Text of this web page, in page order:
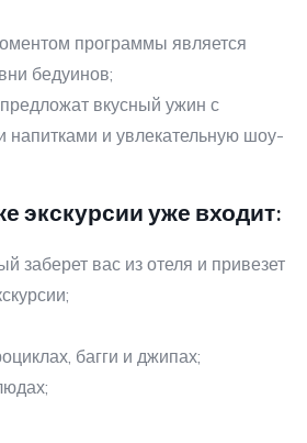
программы является
бедуинов;
вкусный ужин с
напитками и увлекательную шоу-
экскурсии уже входит:
заберет вас из отеля и привезет
багги и джипах;